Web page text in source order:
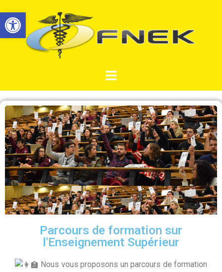
Ouvrir la barre d’outils
Parcours de formation sur
l'Enseignement Supérieur
Nous vous proposons un parcours de formation